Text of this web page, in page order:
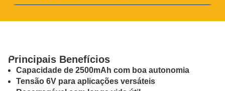
Principais Benefícios
Capacidade de 2500mAh com boa autonomia
Tensão 6V para aplicações versáteis